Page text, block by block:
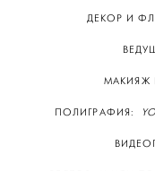
ДЕКОР И
МАКИЯЖ
ПОЛИГРАФИЯ: